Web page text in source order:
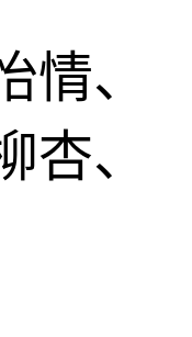
情、
杏、